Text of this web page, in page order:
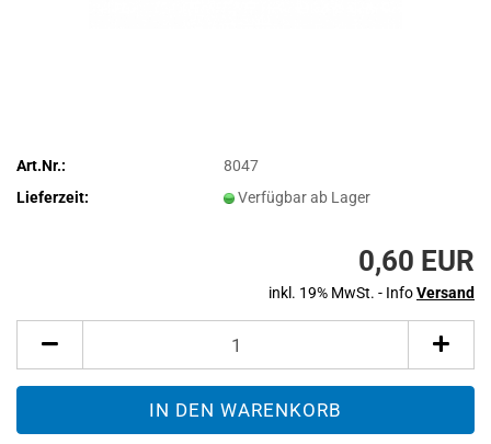
Art.Nr.:
8047
Lieferzeit:
Verfügbar ab Lager
0,60 EUR
inkl. 19% MwSt. - InfoVersand